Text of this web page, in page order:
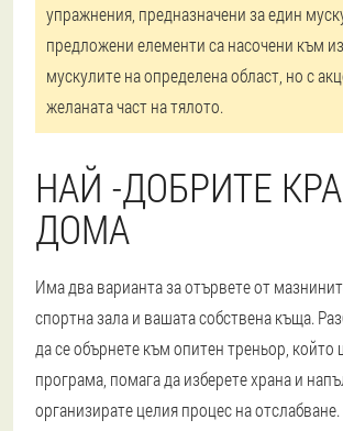
упражнения, предназначени за един
предложени елементи са насочени към
мускулите на определена област, но с
желаната част на тялото.
НАЙ -ДОБРИТЕ
ДОМА
Има два варианта за отървете от
спортна зала и вашата собствена къща.
да се обърнете към опитен треньор, който
програма, помага да изберете храна и
организирате целия процес на